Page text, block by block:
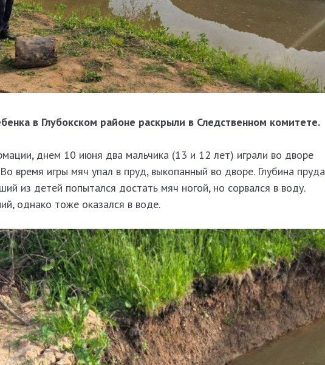
в Глубокском районе раскрыли в Следственном комитете.
днем 10 июня два мальчика (13 и 12 лет) играли во дворе
время игры мяч упал в пруд, выкопанный во дворе. Глубина пруда
из детей попытался достать мяч ногой, но сорвался в воду.
однако тоже оказался в воде.